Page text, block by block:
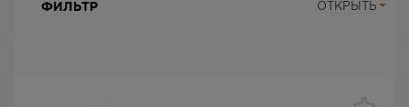
ФИЛЬТР ОТКРЫТЬ